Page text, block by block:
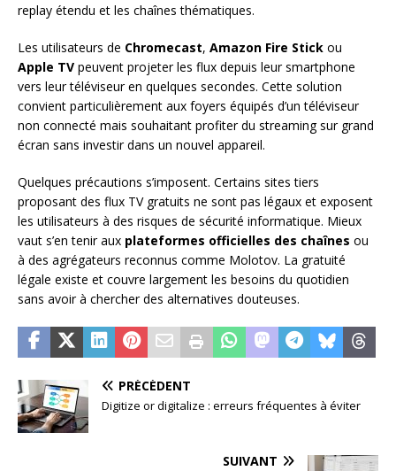
replay étendu et les chaînes thématiques.
Les utilisateurs de Chromecast, Amazon Fire Stick ou
Apple TV peuvent projeter les flux depuis leur smartphone
vers leur téléviseur en quelques secondes. Cette solution
convient particulièrement aux foyers équipés d’un téléviseur
non connecté mais souhaitant profiter du streaming sur grand
écran sans investir dans un nouvel appareil.
Quelques précautions s’imposent. Certains sites tiers
proposant des flux TV gratuits ne sont pas légaux et exposent
les utilisateurs à des risques de sécurité informatique. Mieux
vaut s’en tenir aux plateformes officielles des chaînes ou
à des agrégateurs reconnus comme Molotov. La gratuité
légale existe et couvre largement les besoins du quotidien
sans avoir à chercher des alternatives douteuses.
PRÉCÉDENT
Digitize or digitalize : erreurs fréquentes à éviter
SUIVANT